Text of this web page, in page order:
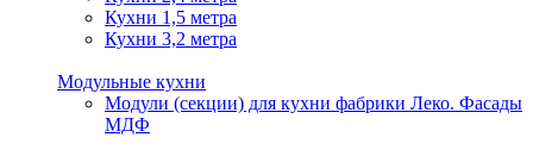
Кухни 1,5 метра
Кухни 3,2 метра
Модульные кухни
Модули (секции) для кухни фабрики Леко. Фасады
МДФ